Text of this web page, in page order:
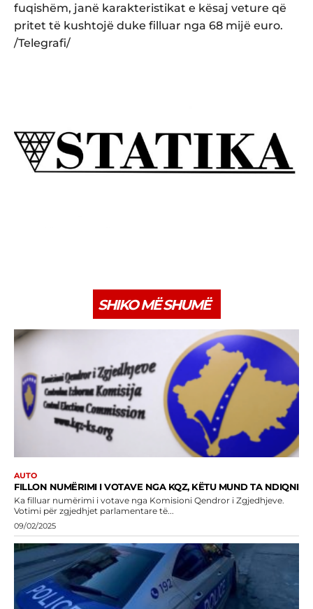
fuqishëm, janë karakteristikat e kësaj veture që
pritet të kushtojë duke filluar nga 68 mijë euro.
/Telegrafi/
SHIKO MË SHUMË
AUTO
FILLON NUMËRIMI I VOTAVE NGA KQZ, KËTU MUND TA NDIQNI
Ka filluar numërimi i votave nga Komisioni Qendror i Zgjedhjeve.
Votimi për zgjedhjet parlamentare të...
09/02/2025